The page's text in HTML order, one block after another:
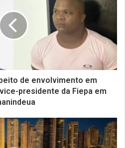
de envolvimento em
presidente da Fiepa em